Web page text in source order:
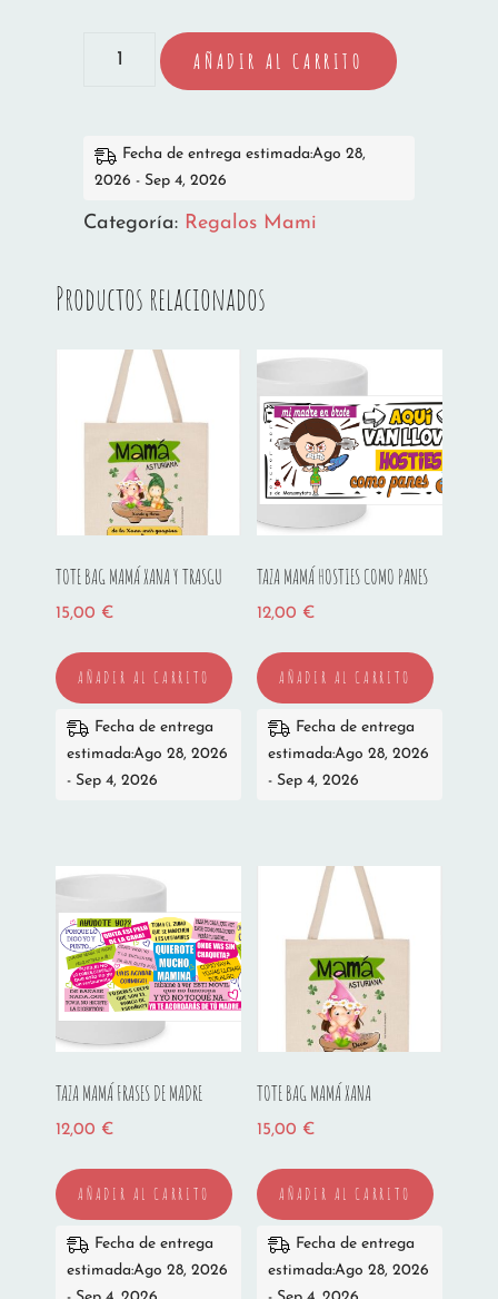
COJÍNN
QUE
SEPAS
cantidad
AÑADIR AL CARRITO
Fecha de entrega estimada:Ago 28,
2026 - Sep 4, 2026
Categoría: Regalos Mami
Productos relacionados
TOTE BAG MAMÁ XANA Y TRASGU
15,00 €
AÑADIR AL CARRITO
Fecha de entrega
estimada:Ago 28, 2026
- Sep 4, 2026
TAZA MAMÁ HOSTIES COMO PANES
12,00 €
AÑADIR AL CARRITO
Fecha de entrega
estimada:Ago 28, 2026
- Sep 4, 2026
TAZA MAMÁ FRASES DE MADRE
12,00 €
AÑADIR AL CARRITO
Fecha de entrega
estimada:Ago 28, 2026
TOTE BAG MAMÁ XANA
15,00 €
AÑADIR AL CARRITO
Fecha de entrega
estimada:Ago 28, 2026